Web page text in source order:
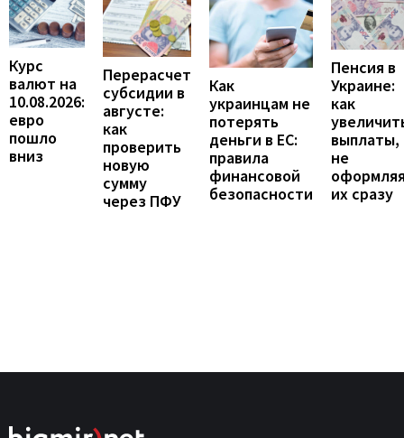
Курс
валют на
10.08.2026:
евро
пошло
вниз
Перерасчет
субсидии в
августе:
как
проверить
новую
сумму
через ПФУ
Как
украинцам не
потерять
деньги в ЕС:
правила
финансовой
безопасности
Пенсия в
Украине:
как
выплаты,
не
их сразу